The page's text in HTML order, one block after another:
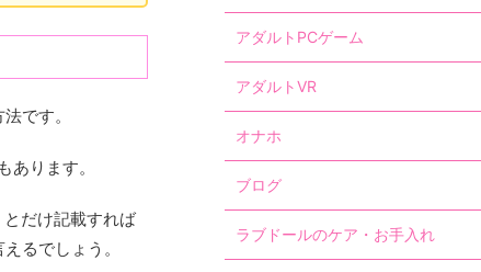
です。
ります。
だけ記載すれば
るでしょう。
アダルトPCゲーム
アダルトVR
オナホ
ブログ
ラブドールのケア・お手入れ